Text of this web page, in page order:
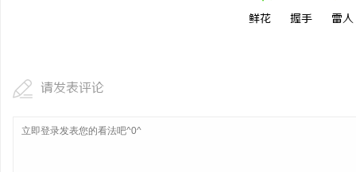
鲜花 握手 雷人
请发表评论